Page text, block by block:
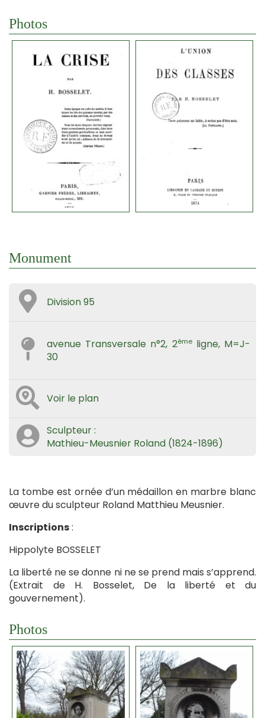
Photos
Monument
Division 95
avenue Transversale n°2, 2èmeligne, M=J-
30
Voir le plan
Sculpteur :
Mathieu-Meusnier Roland (1824-1896)
La tombe est ornée d’un médaillon en marbre blanc
œuvre du sculpteur Roland Matthieu Meusnier.
Inscriptions:
Hippolyte BOSSELET
La liberté ne se donne ni ne se prend mais s’apprend.
(Extrait de H. Bosselet, De la liberté et du
gouvernement).
Photos